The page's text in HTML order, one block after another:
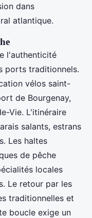
dans
atlantique.
l'authenticité
ports traditionnels.
vélos saint-
de Bourgenay,
Vie. L'itinéraire
salants, estrans
Les haltes
de pêche
locales
Le retour par les
traditionnelles et
boucle exige un